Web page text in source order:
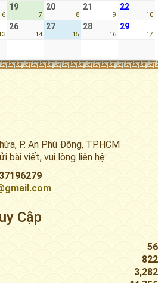
6
19
7
20
8
21
9
22
10
26
14
27
15
28
16
29
17
P. An Phú Đông, TP.HCM
bài viết, vui lòng liên hệ:
Cập
56
822
3,282